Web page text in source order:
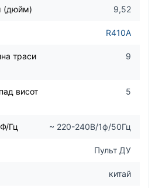
(дюйм) 9,52
R410A
траси
9
висот
5
Гц ~ 220-240В/1ф/50Гц
Пульт ДУ
китай